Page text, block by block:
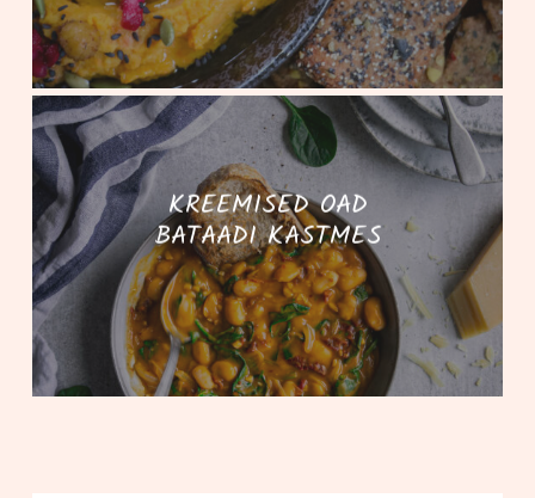
KREEMISED OAD
BATAADI KASTMES